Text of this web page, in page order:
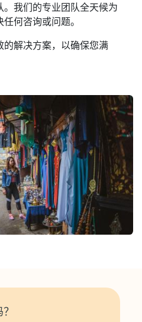
我们的专业团队全天候为
何咨询或问题。
解决方案，以确保您满